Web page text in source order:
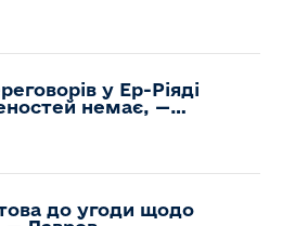
у Ер-Ріяді
немає, —…
до угоди щодо